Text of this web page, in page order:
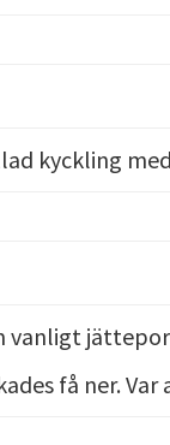
kyckling
vanligt
få ner.